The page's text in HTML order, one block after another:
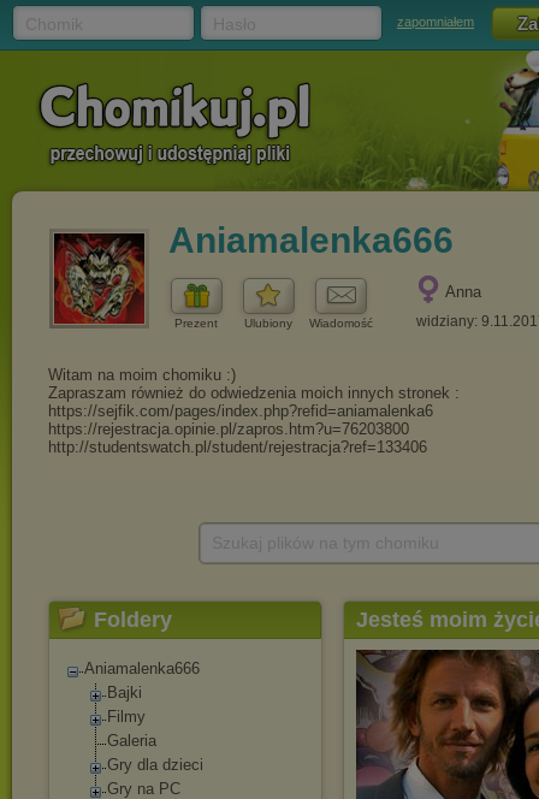
zapomniałem
Aniamalenka666
Prezent Ulubiony Wiadomość
Anna
widziany:
Foldery
Aniamalenka666
Bajki
Filmy
Galeria
Gry dla dzieci
Gry na PC
Jesteś moim